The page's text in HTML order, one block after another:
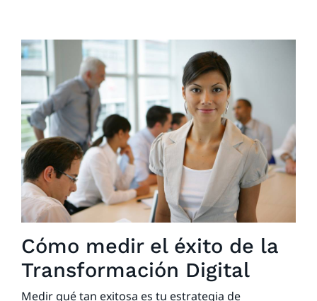
Cómo medir el éxito de la
Transformación Digital
Medir qué tan exitosa es tu estrategia de